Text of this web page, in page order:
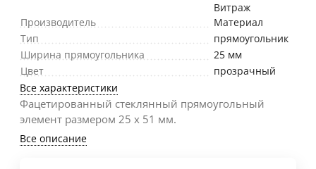
Производитель
Витраж
Материал
Тип
прямоугольник
Ширина прямоугольника
25 мм
Цвет
прозрачный
Все характеристики
Фацетированный стеклянный прямоугольный
элемент размером 25 х 51 мм.
Все описание